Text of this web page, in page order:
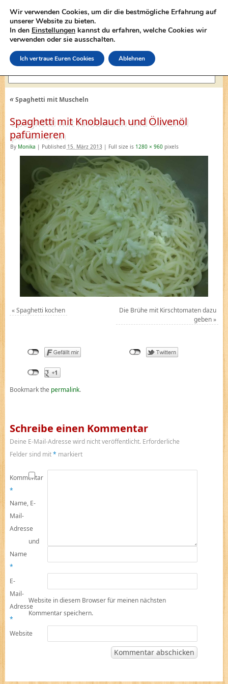
lasagne-rezepte.net
«Spaghetti mit Muscheln
Spaghetti mit Knoblauch und Ölivenöl
pafümieren
By Monika | Published 15. März 2013 | Full size is 1280 × 960pixels
«Spaghetti kochen
Die Brühe mit Kirschtomaten dazu
geben»
Bookmark the permalink.
Schreibe einen Kommentar
Deine E-Mail-Adresse wird nicht veröffentlicht. Erforderliche
Felder sind mit* markiert
Kommentar
*
Name
*
E-
Mail-
Adresse
*
Website
Name, E-
Mail-
Adresse
und
Website in diesem Browser für meinen nächsten
Kommentar speichern.
Wir verwenden Cookies, um dir die bestmögliche Erfahrung auf
unserer Website zu bieten.
In den Einstellungen kannst du erfahren, welche Cookies wir
verwenden oder sie ausschalten.
Ich vertraue Euren Cookies Ablehnen